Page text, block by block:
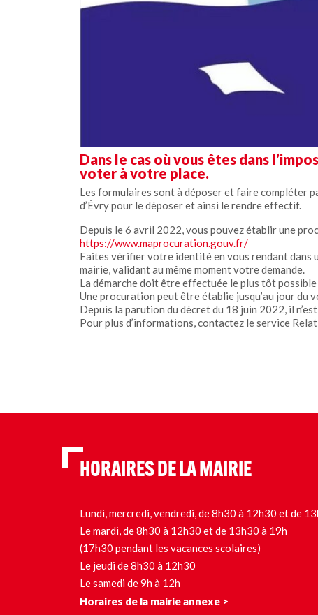
Dans le cas où vous êtes dans
voter à votre place.
Les formulaires sont à déposer et faire compléter
d’Évry pour le déposer et ainsi le rendre effectif.
Depuis le 6 avril 2022, vous pouvez établir une
https://www.maprocuration.gouv.fr/
Faites vérifier votre identité en vous rendant dans
mairie, validant au même moment votre demande.
La démarche doit être effectuée le plus tôt
Une procuration peut être établie jusqu’au jour du
Depuis la parution du décret du 18 juin 2022, il
Pour plus d’informations, contactez le service
HORAIRES DE LA MAIRIE
Lundi, mercredi, vendredi, de 8h30 à 12h30 et de
Le mardi, de 8h30 à 12h30 et de 13h30 à 19h
(17h30 pendant les vacances scolaires)
Le jeudi de 8h30 à 12h30
Le samedi de 9h à 12h
Horaires de la mairie annexe >